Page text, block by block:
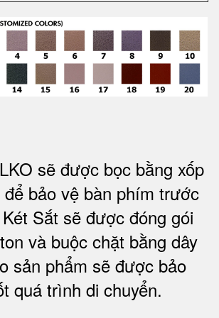
sẽ được bọc bằng xốp
bảo vệ bàn phím trước
Sắt sẽ được đóng gói
và buộc chặt bằng dây
sản phẩm sẽ được bảo
quá trình di chuyển.